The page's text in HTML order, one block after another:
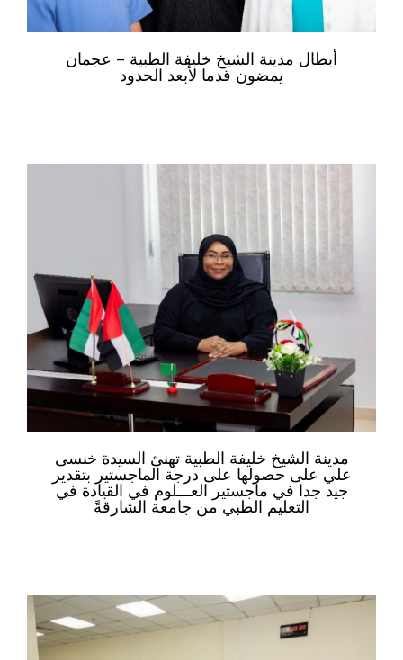
أبطال مدينة الشيخ خليفة الطبية – عجمان
يمضون قدما لأبعد الحدود
مدينة الشيخ خليفة الطبية تهنئ السيدة خنسى
علي على حصولها على درجة الماجستير بتقدير
جيد جدا في ماجستير العـــلوم في القيادة في
التعليم الطبي من جامعة الشارقةً